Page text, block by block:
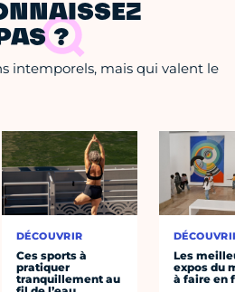
?
intemporels, mais qui valent le
DÉCOUVRIR
Ces sports à
pratiquer
tranquillement au
Les
expos du
à faire en